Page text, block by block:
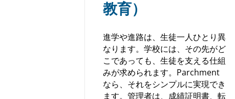
教育）
進学や進路は、生徒一人ひとり異
なります。学校には、その先がど
こであっても、生徒を支える仕組
みが求められます。Parchment
なら、それをシンプルに実現でき
ます。管理者は、成績証明書、転